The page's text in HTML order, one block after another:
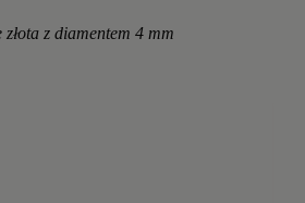
z diamentem 4 mm